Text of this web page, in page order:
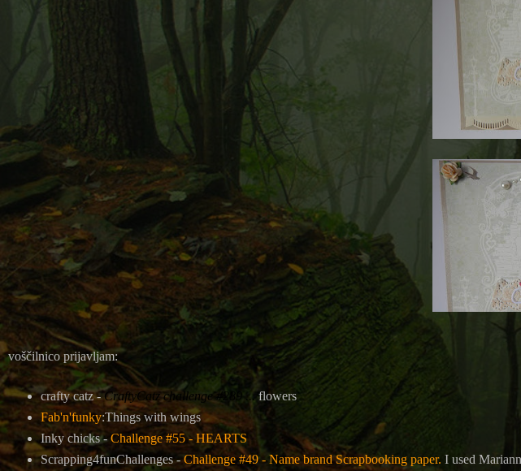
voščilnico prijavljam:
crafty catz -CraftyCatz challenge #289 ... flowers
Fab'n'funky:Things with wings
Inky chicks - Challenge #55 - HEARTS
Scrapping4funChallenges -Challenge #49 - Name brand Scrapbooking paper. I used